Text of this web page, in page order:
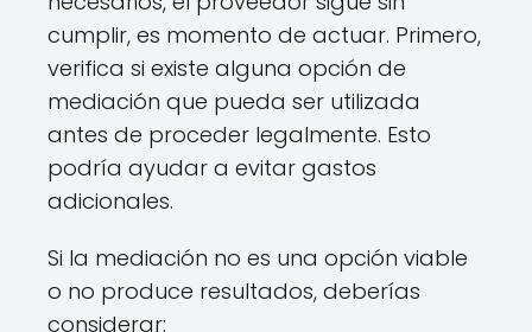
cumplir, es momento de actuar. Primero,
verifica si existe alguna opción de
mediación que pueda ser utilizada
antes de proceder legalmente. Esto
podría ayudar a evitar gastos
adicionales.
Si la mediación no es una opción viable
o no produce resultados, deberías
considerar: